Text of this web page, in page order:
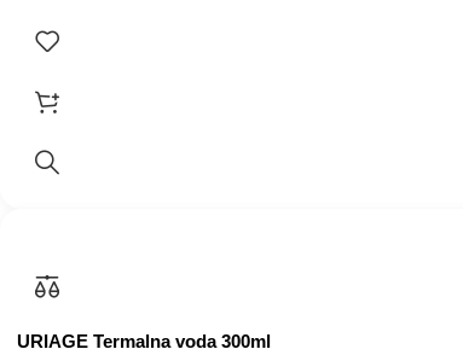
URIAGE Termalna voda 300ml